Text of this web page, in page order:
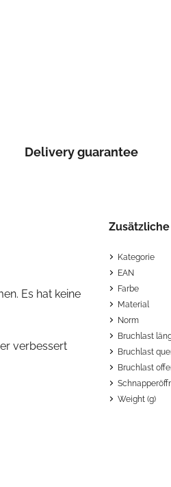
Delivery guarantee
Es hat keine
verbessert
Kategorie
EAN
Farbe
Material
Norm
Bruchlast
Bruchlast
Bruchlast
Weight (g)